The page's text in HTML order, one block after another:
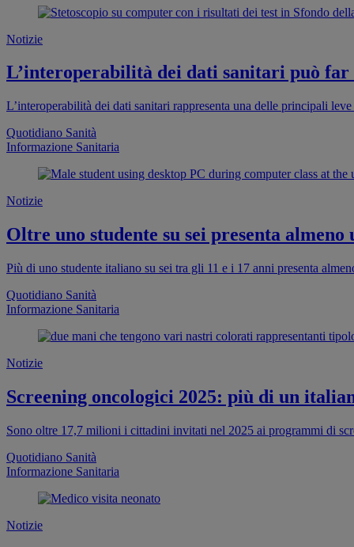
Notizie
L’interoperabilità dei dati sanitari può
L’interoperabilità dei dati sanitari rappresenta una delle principali
Quotidiano Sanità
Informazione Sanitaria
Notizie
Oltre uno studente su sei presenta
Più di uno studente italiano su sei tra gli 11 e i 17 anni presenta
Quotidiano Sanità
Informazione Sanitaria
Notizie
Screening oncologici 2025: più di un
Sono oltre 17,7 milioni i cittadini invitati nel 2025 ai programmi di
Quotidiano Sanità
Informazione Sanitaria
Notizie